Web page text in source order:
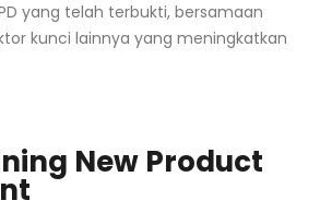
yang telah terbukti, bersamaan
kunci lainnya yang meningkatkan
New Product